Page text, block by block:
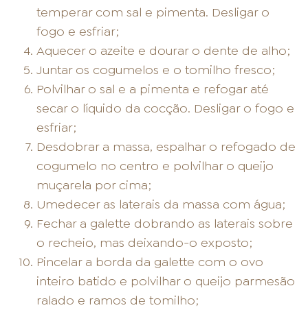
temperar com sal e pimenta. Desligar o
fogo e esfriar;
Aquecer o azeite e dourar o dente de alho;
Juntar os cogumelos e o tomilho fresco;
Polvilhar o sal e a pimenta e refogar até
secar o líquido da cocção. Desligar o fogo e
esfriar;
Desdobrar a massa, espalhar o refogado de
cogumelo no centro e polvilhar o queijo
muçarela por cima;
Umedecer as laterais da massa com água;
Fechar a galette dobrando as laterais sobre
o recheio, mas deixando-o exposto;
Pincelar a borda da galette com o ovo
inteiro batido e polvilhar o queijo parmesão
ralado e ramos de tomilho;